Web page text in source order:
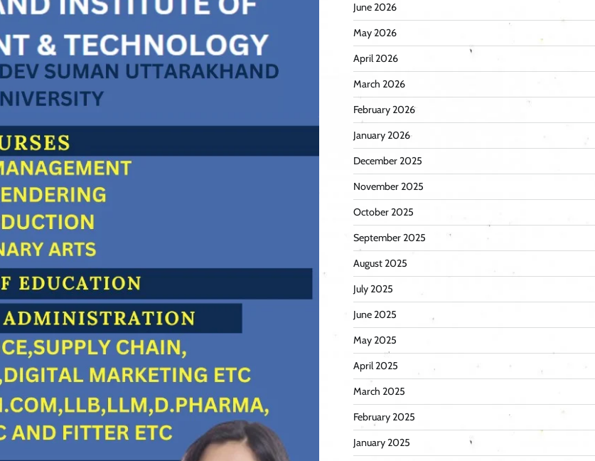
June 2026
May 2026
April 2026
March 2026
February 2026
January 2026
December 2025
November 2025
October 2025
September 2025
August 2025
July 2025
June 2025
May 2025
April 2025
March 2025
February 2025
January 2025